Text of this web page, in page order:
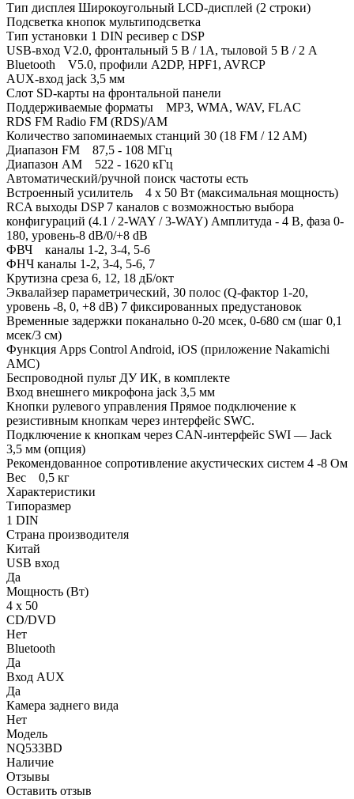
Тип дисплея Широкоугольный LCD-дисплей (2 строки)
Подсветка кнопок мультиподсветка
Тип установки 1 DIN ресивер с DSP
USB-вход V2.0, фронтальный 5 B / 1А, тыловой 5 В / 2 А
Bluetooth V5.0, профили A2DP, HPF1, AVRCP
AUX-вход jack 3,5 мм
Слот SD-карты на фронтальной панели
Поддерживаемые форматы MP3, WMA, WAV, FLAC
RDS FM Radio FM (RDS)/AM
Количество запоминаемых станций 30 (18 FM / 12 AM)
Диапазон FM 87,5 - 108 МГц
Диапазон AM 522 - 1620 кГц
Автоматический/ручной поиск частоты есть
Встроенный усилитель 4 х 50 Вт (максимальная мощность)
RCA выходы DSP 7 каналов с возможностью выбора
конфигураций (4.1 / 2-WAY / 3-WAY) Амплитуда - 4 В, фаза 0-
180, уровень-8 dB/0/+8 dB
ФВЧ каналы 1-2, 3-4, 5-6
ФНЧ каналы 1-2, 3-4, 5-6, 7
Крутизна среза 6, 12, 18 дБ/окт
Эквалайзер параметрический, 30 полос (Q-фактор 1-20,
уровень -8, 0, +8 dB) 7 фиксированных предустановок
Временные задержки поканально 0-20 мсек, 0-680 см (шаг 0,1
мсек/3 см)
Функция Apps Control Android, iOS (приложение Nakamichi
AMC)
Беспроводной пульт ДУ ИК, в комплекте
Вход внешнего микрофона jack 3,5 мм
Кнопки рулевого управления Прямое подключение к
резистивным кнопкам через интерфейс SWC.
Подключение к кнопкам через CAN-интерфейс SWI — Jack
3,5 мм (опция)
Рекомендованное сопротивление акустических систем 4 -8 Ом
Вес 0,5 кг
Характеристики
Типоразмер
1 DIN
Страна производителя
Китай
USB вход
Да
Мощность (Вт)
4 х 50
CD/DVD
Нет
Bluetooth
Да
Вход AUX
Да
Камера заднего вида
Нет
Модель
NQ533BD
Наличие
Отзывы
Оставить отзыв